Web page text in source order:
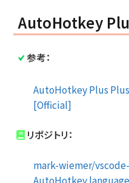
AutoHotkey
参考：
AutoHotkey Plus
[Official]
リポジトリ：
mark-wiemer/
AutoHotkey